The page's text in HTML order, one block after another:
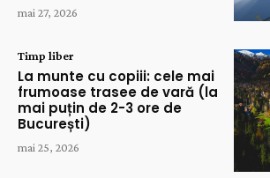
mai 27, 2026
Timp liber
La munte cu copiii: cele mai
frumoase trasee de vară (la
mai puțin de 2-3 ore de
București)
mai 25, 2026